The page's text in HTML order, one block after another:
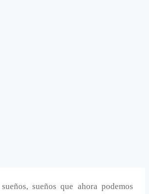
sueños que ahora podemos